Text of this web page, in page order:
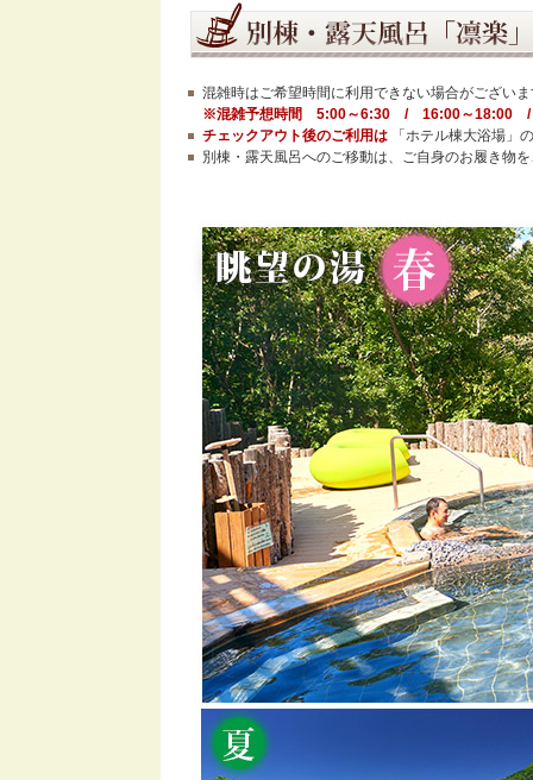
混雑時はご希望時間に利用できない場合がござい
※混雑予想時間 5:00～6:30 / 16:00～18:00
チェックアウト後のご利用は 「ホテル棟大浴場」
別棟・露天風呂へのご移動は、ご自身のお履き物